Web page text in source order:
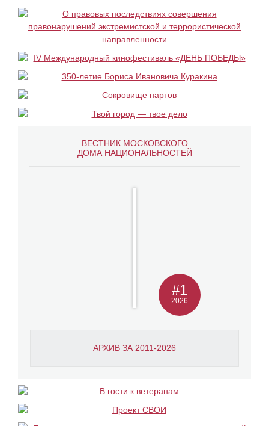
ВЕСТНИК МОСКОВСКОГО
ДОМА НАЦИОНАЛЬНОСТЕЙ
АРХИВ ЗА 2011-2026
#1
2026